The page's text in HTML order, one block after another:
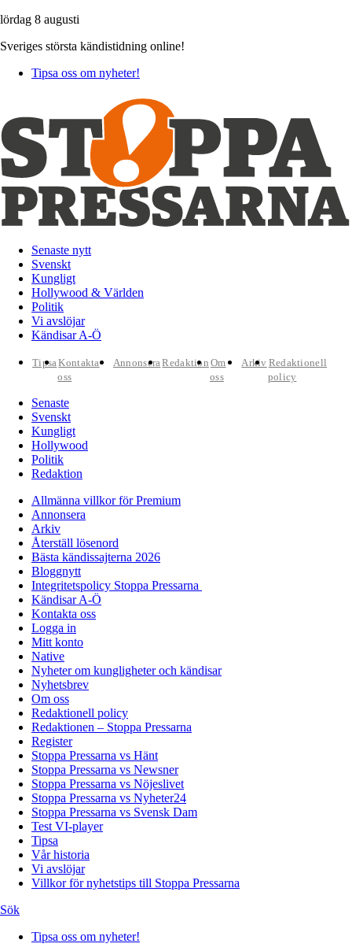
lördag 8 augusti
Sveriges största kändistidning online!
Tipsa oss om nyheter!
Senaste nytt
Svenskt
Kungligt
Hollywood & Världen
Politik
Vi avslöjar
Kändisar A-Ö
TipsaKontakta
oss
AnnonseraRedaktion Om
oss
Arkiv Redaktionell
policy
Senaste
Svenskt
Kungligt
Hollywood
Politik
Redaktion
Allmänna villkor för Premium
Annonsera
Arkiv
Återställ lösenord
Bästa kändissajterna 2026
Bloggnytt
Integritetspolicy Stoppa Pressarna
Kändisar A-Ö
Kontakta oss
Logga in
Mitt konto
Native
Nyheter om kungligheter och kändisar
Nyhetsbrev
Om oss
Redaktionell policy
Redaktionen – Stoppa Pressarna
Register
Stoppa Pressarna vs Hänt
Stoppa Pressarna vs Newsner
Stoppa Pressarna vs Nöjeslivet
Stoppa Pressarna vs Nyheter24
Stoppa Pressarna vs Svensk Dam
Test VI-player
Tipsa
Vår historia
Vi avslöjar
Villkor för nyhetstips till Stoppa Pressarna
Sök
Tipsa oss om nyheter!